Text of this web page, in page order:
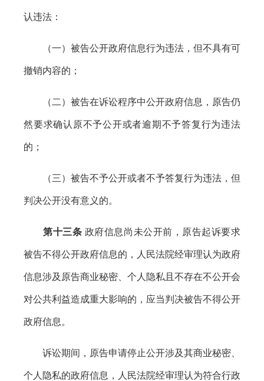
认违法：
（一）被告公开政府信息行为违法，但不具有可
撤销内容的；
（二）被告在诉讼程序中公开政府信息，原告仍
然要求确认原不予公开或者逾期不予答复行为违法
的；
（三）被告不予公开或者不予答复行为违法，但
判决公开没有意义的。
第十三条 政府信息尚未公开前，原告起诉要求
被告不得公开政府信息的，人民法院经审理认为政府
信息涉及原告商业秘密、个人隐私且不存在不公开会
对公共利益造成重大影响的，应当判决被告不得公开
政府信息。
诉讼期间，原告申请停止公开涉及其商业秘密、
个人隐私的政府信息，人民法院经审理认为符合行政